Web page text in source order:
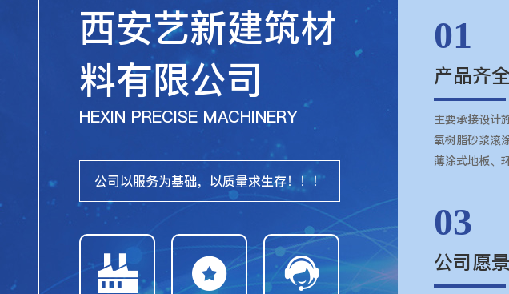
西安艺新建筑材
料有限公司
HEXIN PRECISE MACHINERY
公司以服务为基础，以质量求生存！！！
  
01
产品齐全
主要承接设计
氧树脂砂浆滚
薄涂式地板、
03
公司愿景